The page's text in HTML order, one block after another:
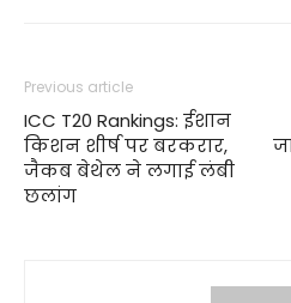
Previous article
ICC T20 Rankings: ईशान
किशन शीर्ष पर बरकरार,
जैकब बेथेल ने लगाई लंबी
छलांग